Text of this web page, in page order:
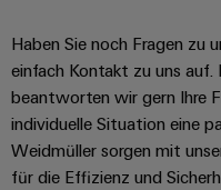
Haben Sie noch Fragen zu
einfach Kontakt zu uns auf.
beantworten wir gern Ihre
individuelle Situation eine
Weidmüller sorgen mit
für die Effizienz und